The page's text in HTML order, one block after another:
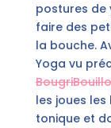
postures de
faire des
la bouche.
Yoga vu
les joues
tonique et